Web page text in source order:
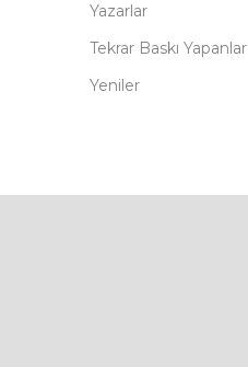
Yazarlar
Tekrar Baskı Yapanlar
Yeniler